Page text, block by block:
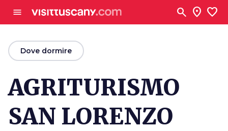
menu search location_on favorite
arrow_backDove dormire
AGRITURISMO
SAN LORENZO